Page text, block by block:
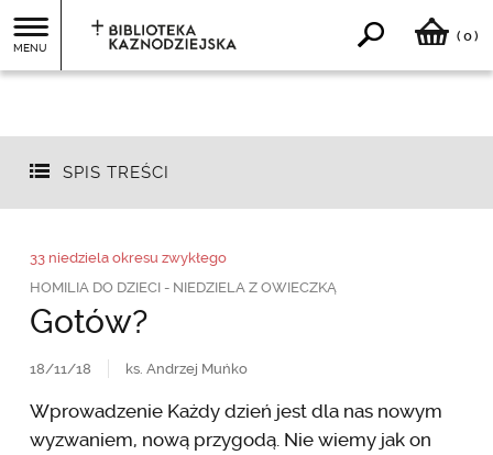
MENU
( 0)
SPIS TREŚCI
33 niedziela okresu zwykłego
HOMILIA DO DZIECI - NIEDZIELA Z OWIECZKĄ
Gotów?
18/11/18 ks. Andrzej Muńko
Wprowadzenie Każdy dzień jest dla nas nowym
wyzwaniem, nową przygodą. Nie wiemy jak on